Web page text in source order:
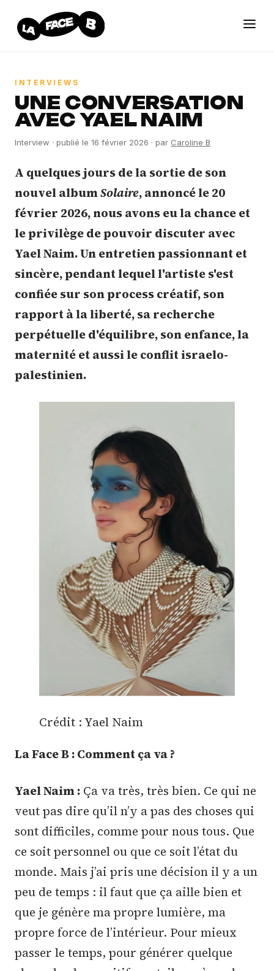
INTERVIEWS
UNE CONVERSATION
AVEC YAEL NAIM
Interview · publié le 16 février 2026 · par Caroline B
A quelques jours de la sortie de son
nouvel albumSolaire, annoncé le 20
février 2026, nous avons eu la chance et
le privilège de pouvoir discuter avec
Yael Naim. Un entretien passionnant et
sincère, pendant lequel l'artiste s'est
confiée sur son process créatif, son
rapport à la liberté, sa recherche
perpétuelle d'équilibre, son enfance, la
maternité et aussi le conflit israelo-
palestinien.
Crédit : Yael Naim
La Face B : Comment ça va ?
Yael Naim : Ça va très, très bien. Ce qui ne
veut pas dire qu’il n’y a pas des choses qui
sont difficiles, comme pour nous tous. Que
ce soit personnel ou que ce soit l’état du
monde. Mais j’ai pris une décision il y a un
peu de temps : il faut que ça aille bien et
que je génère ma propre lumière, ma
propre force de l’intérieur. Pour mieux
passer le temps, pour générer quelque